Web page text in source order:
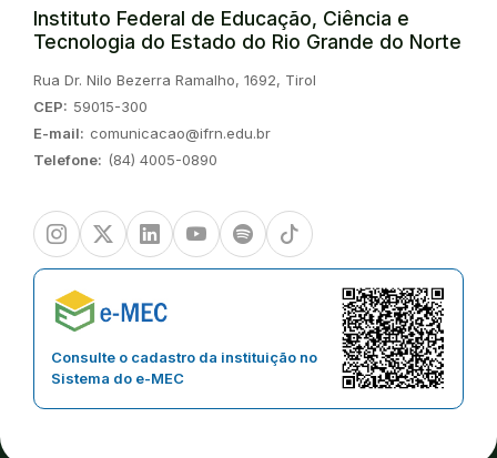
Instituto Federal de Educação, Ciência e
Tecnologia do Estado do Rio Grande do Norte
Endereço:
Rua Dr. Nilo Bezerra Ramalho, 1692, Tirol
CEP: 59015-300
E-mail: comunicacao@ifrn.edu.br
Telefone: (84) 4005-0890
InstagramTwitter/XLinkedinYoutubeSpotify TikTok
Consulte o cadastro da instituição no
Sistema do e-MEC